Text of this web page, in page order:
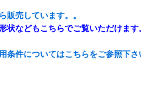
販売しています。。
状などもこちらでご覧いただけます
条件についてはこちらをご参照下さ